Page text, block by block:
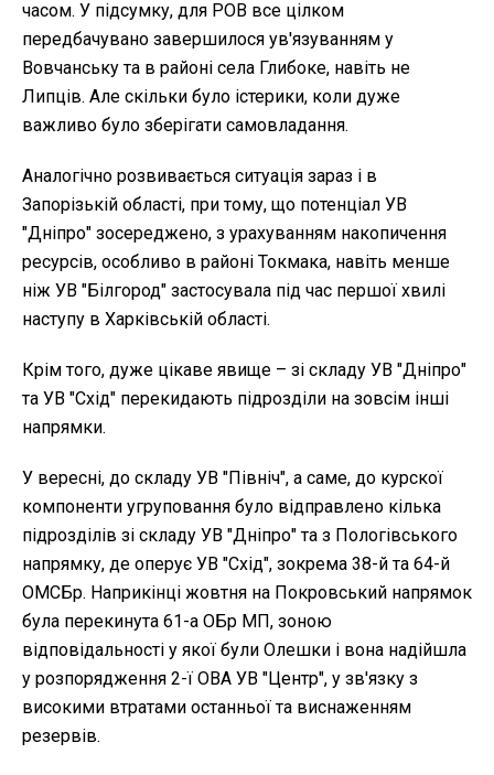
часом. У підсумку, для РОВ все цілком
передбачувано завершилося ув'язуванням у
Вовчанську та в районі села Глибоке, навіть не
Липців. Але скільки було істерики, коли дуже
важливо було зберігати самовладання.
Аналогічно розвивається ситуація зараз і в
Запорізькій області, при тому, що потенціал УВ
"Дніпро" зосереджено, з урахуванням накопичення
ресурсів, особливо в районі Токмака, навіть менше
ніж УВ "Білгород" застосувала під час першої хвилі
наступу в Харківській області.
Крім того, дуже цікаве явище – зі складу УВ "Дніпро"
та УВ "Схід" перекидають підрозділи на зовсім інші
напрямки.
У вересні, до складу УВ "Північ", а саме, до курскої
компоненти угруповання було відправлено кілька
підрозділів зі складу УВ "Дніпро" та з Пологівського
напрямку, де оперує УВ "Схід", зокрема 38-й та 64-й
ОМСБр. Наприкінці жовтня на Покровський напрямок
була перекинута 61-а ОБр МП, зоною
відповідальності у якої були Олешки і вона надійшла
у розпорядження 2-ї ОВА УВ "Центр", у зв'язку з
високими втратами останньої та виснаженням
резервів.